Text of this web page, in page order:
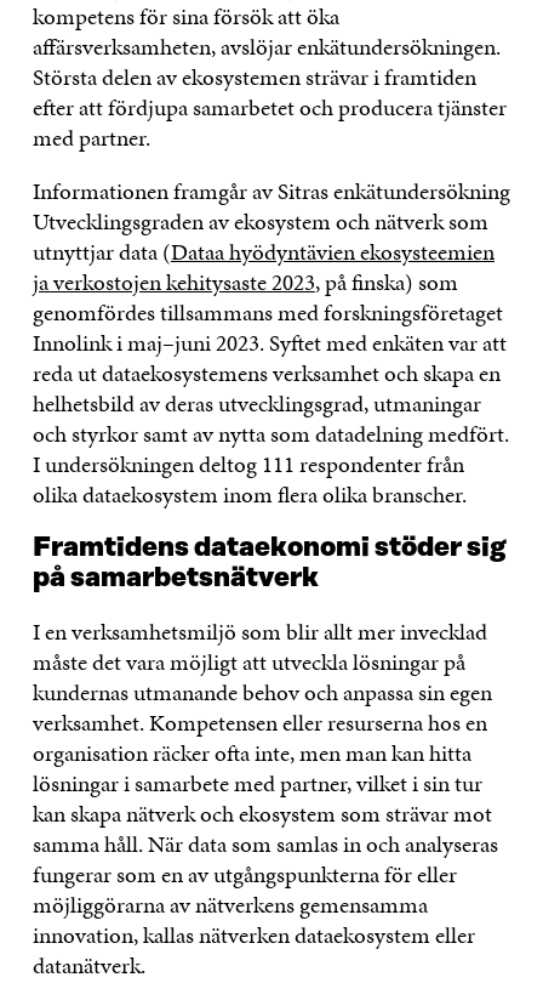
kompetens för sina försök att öka
affärsverksamheten, avslöjar enkätundersökningen.
Största delen av ekosystemen strävar i framtiden
efter att fördjupa samarbetet och producera tjänster
med partner.
Informationen framgår av Sitras enkätundersökning
Utvecklingsgraden av ekosystem och nätverk som
utnyttjar data (Dataa hyödyntävien ekosysteemien
ja verkostojen kehitysaste 2023, på finska) som
genomfördes tillsammans med forskningsföretaget
Innolink i maj–juni 2023. Syftet med enkäten var att
reda ut dataekosystemens verksamhet och skapa en
helhetsbild av deras utvecklingsgrad, utmaningar
och styrkor samt av nytta som datadelning medfört.
I undersökningen deltog 111 respondenter från
olika dataekosystem inom flera olika branscher.
Framtidens dataekonomi stöder sig
på samarbetsnätverk
I en verksamhetsmiljö som blir allt mer invecklad
måste det vara möjligt att utveckla lösningar på
kundernas utmanande behov och anpassa sin egen
verksamhet. Kompetensen eller resurserna hos en
organisation räcker ofta inte, men man kan hitta
lösningar i samarbete med partner, vilket i sin tur
kan skapa nätverk och ekosystem som strävar mot
samma håll. När data som samlas in och analyseras
fungerar som en av utgångspunkterna för eller
möjliggörarna av nätverkens gemensamma
innovation, kallas nätverken dataekosystem eller
datanätverk.